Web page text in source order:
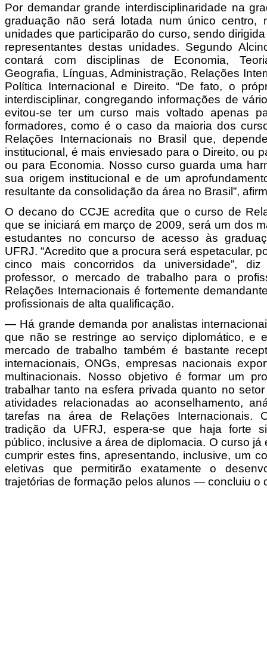
Por demandar grande interdisciplinaridade na
graduação não será lotada num único centro,
unidades que participarão do curso, sendo
representantes destas unidades. Segundo
contará com disciplinas de Economia,
Geografia, Línguas, Administração, Relações
Política Internacional e Direito. “De fato, o
interdisciplinar, congregando informações de
evitou-se ter um curso mais voltado apenas
formadores, como é o caso da maioria dos
Relações Internacionais no Brasil que,
institucional, é mais enviesado para o Direito, ou
ou para Economia. Nosso curso guarda uma
sua origem institucional e de um
resultante da consolidação da área no Brasil”,
O decano do CCJE acredita que o curso de
que se iniciará em março de 2009, será um dos
estudantes no concurso de acesso às
UFRJ. “Acredito que a procura será espetacular,
cinco mais concorridos da universidade”,
professor, o mercado de trabalho para o
Relações Internacionais é fortemente
profissionais de alta qualificação.
— Há grande demanda por analistas
que não se restringe ao serviço diplomático, e
mercado de trabalho também é bastante
internacionais, ONGs, empresas nacionais
multinacionais. Nosso objetivo é formar um
trabalhar tanto na esfera privada quanto no
atividades relacionadas ao aconselhamento,
tarefas na área de Relações Internacionais.
tradição da UFRJ, espera-se que haja forte
público, inclusive a área de diplomacia. O curso já
cumprir estes fins, apresentando, inclusive, um
eletivas que permitirão exatamente o
trajetórias de formação pelos alunos — concluiu o